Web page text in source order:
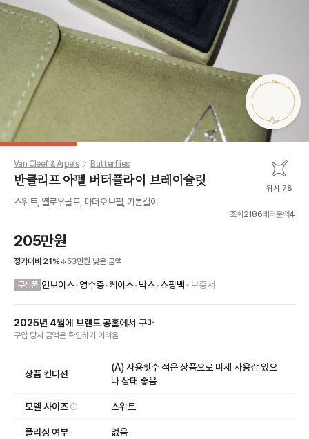
Van Cleef & Arpels Butterflies
반클리프 아펠 버터플라이 브레이슬릿 위시 78
스위트, 옐로우골드, 마더오브펄, 기본길이
조회 2186레터문의4
205만원
정가대비 21 % 53만원 낮은 금액
구성품 인보이스•영수증•케이스•박스•쇼핑백•보증서
2025년 4월에 브랜드 공홈에서 구매
구입 당시 금액은 확인하기 어려움
상품 컨디션
(A) 사용횟수 적은 상품으로 미세 사용감 있으
나 상태 좋음
모델 사이즈 스위트
폴리싱 여부 없음